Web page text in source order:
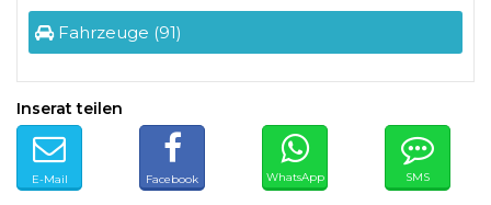
Fahrzeuge (91)
Inserat teilen
E-Mail Facebook WhatsApp SMS